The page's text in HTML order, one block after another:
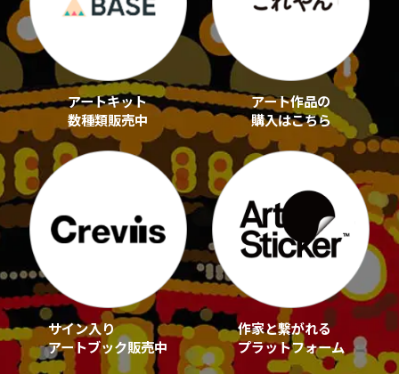
アートキット
数種類販売中
アート作品の
購入はこちら
サイン入り
アートブック販売中
作家と繋がれる
プラットフォーム